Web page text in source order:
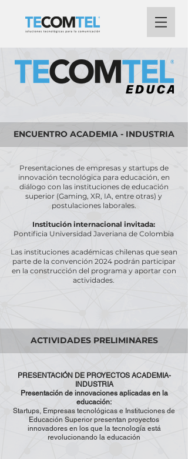
ENCUENTRO ACADEMIA - INDUSTRIA
Presentaciones de empresas y startups de
innovación tecnológica para educación, en
diálogo con las instituciones de educación
superior (Gaming, XR, IA, entre otras) y
postulaciones laborales.
Institución internacional invitada:
Pontificia Universidad Javeriana de Colombia
Las instituciones académicas chilenas que sean
parte de la convención 2024 podrán participar
en la construcción del programa y aportar con
actividades.
ACTIVIDADES PRELIMINARES
PRESENTACIÓN DE PROYECTOS ACADEMIA-
INDUSTRIA
Presentación de innovaciones aplicadas en la
educación:
Startups, Empresas tecnológicas e Instituciones de
Educación Superior presentan proyectos
innovadores en los que la tecnología está
revolucionando la educación